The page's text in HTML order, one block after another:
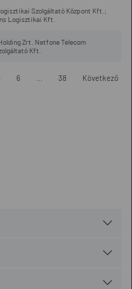
Szolgáltató Központ Kft.;
Logisztikai Kft.
Zrt. Netfone Telecom
Kft.
6 38 Következő